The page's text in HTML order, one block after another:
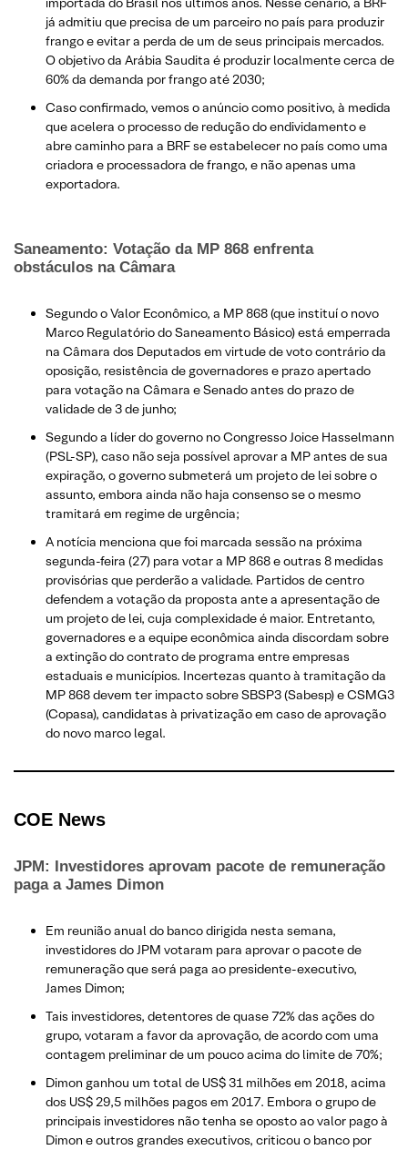
já admitiu que precisa de um parceiro no país para produzir
frango e evitar a perda de um de seus principais mercados.
O objetivo da Arábia Saudita é produzir localmente cerca de
60% da demanda por frango até 2030;
Caso confirmado, vemos o anúncio como positivo, à medida
que acelera o processo de redução do endividamento e
abre caminho para a BRF se estabelecer no país como uma
criadora e processadora de frango, e não apenas uma
exportadora.
Saneamento: Votação da MP 868 enfrenta
obstáculos na Câmara
Segundo o Valor Econômico, a MP 868 (que instituí o novo
Marco Regulatório do Saneamento Básico) está emperrada
na Câmara dos Deputados em virtude de voto contrário da
oposição, resistência de governadores e prazo apertado
para votação na Câmara e Senado antes do prazo de
validade de 3 de junho;
Segundo a líder do governo no Congresso Joice Hasselmann
(PSL-SP), caso não seja possível aprovar a MP antes de sua
expiração, o governo submeterá um projeto de lei sobre o
assunto, embora ainda não haja consenso se o mesmo
tramitará em regime de urgência;
A notícia menciona que foi marcada sessão na próxima
segunda-feira (27) para votar a MP 868 e outras 8 medidas
provisórias que perderão a validade. Partidos de centro
defendem a votação da proposta ante a apresentação de
um projeto de lei, cuja complexidade é maior. Entretanto,
governadores e a equipe econômica ainda discordam sobre
a extinção do contrato de programa entre empresas
estaduais e municípios. Incertezas quanto à tramitação da
MP 868 devem ter impacto sobre SBSP3 (Sabesp) e CSMG3
(Copasa), candidatas à privatização em caso de aprovação
do novo marco legal.
COE News
JPM: Investidores aprovam pacote de remuneração
paga a James Dimon
Em reunião anual do banco dirigida nesta semana,
investidores do JPM votaram para aprovar o pacote de
remuneração que será paga ao presidente-executivo,
James Dimon;
Tais investidores, detentores de quase 72% das ações do
grupo, votaram a favor da aprovação, de acordo com uma
contagem preliminar de um pouco acima do limite de 70%;
Dimon ganhou um total de US$ 31 milhões em 2018, acima
dos US$ 29,5 milhões pagos em 2017. Embora o grupo de
principais investidores não tenha se oposto ao valor pago à
Dimon e outros grandes executivos, criticou o banco por